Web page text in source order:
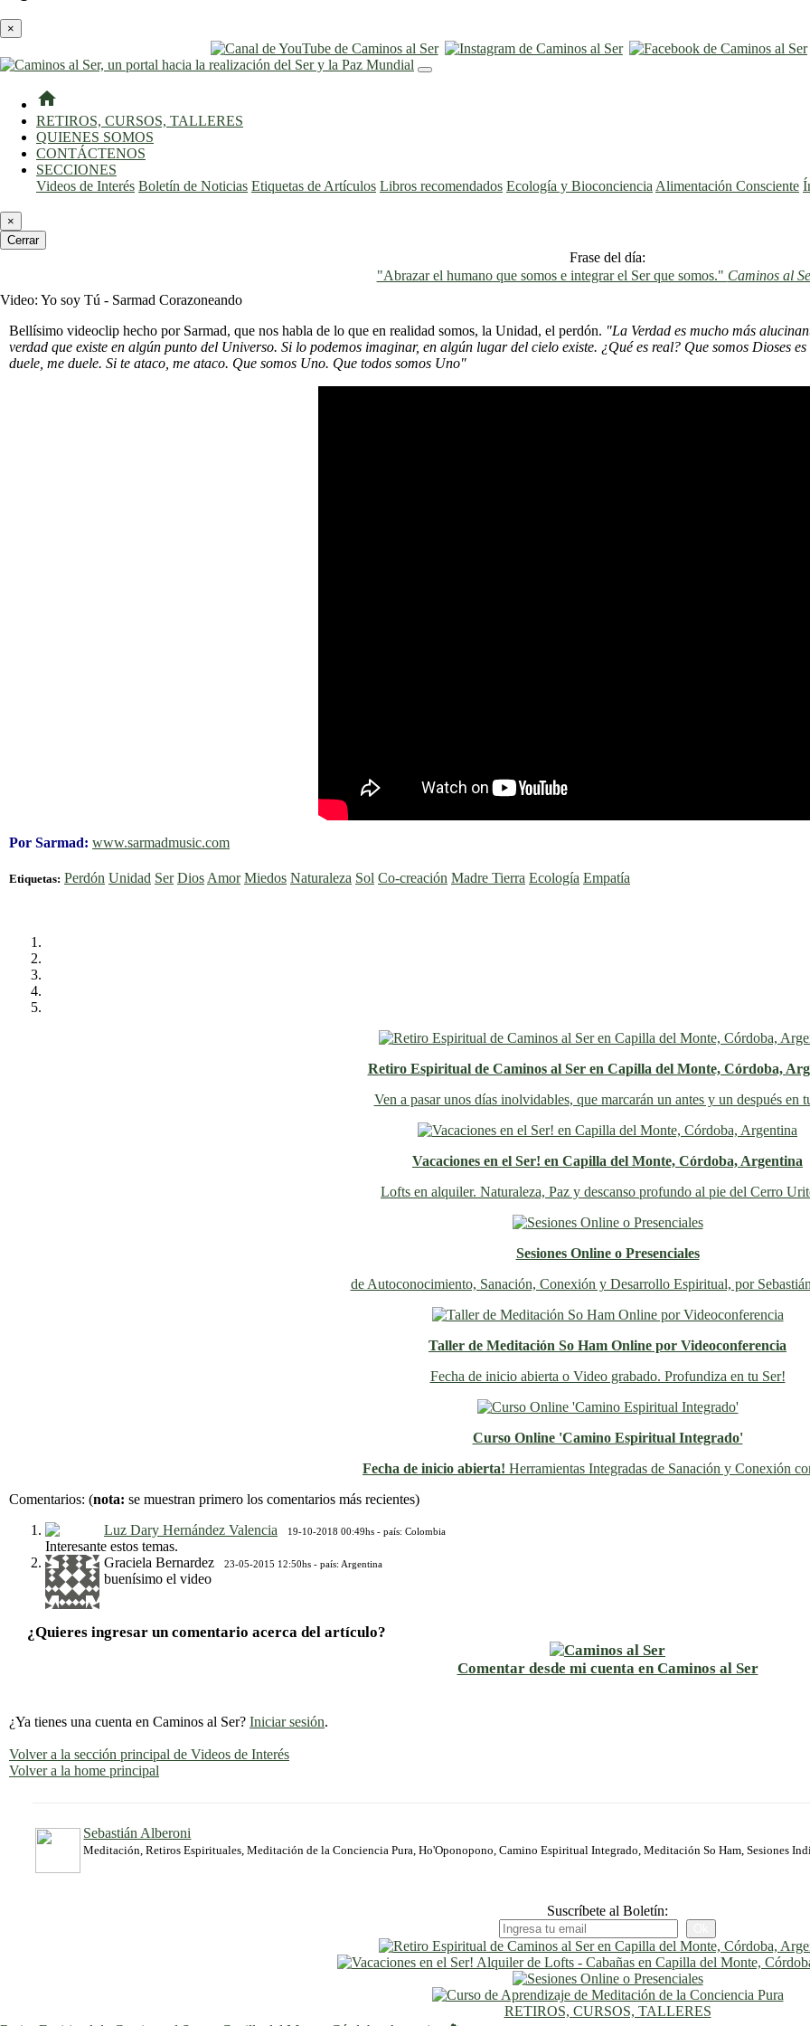
×
home
RETIROS, CURSOS, TALLERES
QUIENES SOMOS
CONTÁCTENOS
SECCIONES
Videos de Interés Boletín de Noticias Etiquetas de Artículos Libros recomendados Ecología y Bioconciencia Alimentación Consciente
×
Cerrar
Frase del día:
"Abrazar el humano que somos e integrar el Ser que somos." Caminos al
Video: Yo soy Tú - Sarmad Corazoneando
Bellísimo videoclip hecho por Sarmad, que nos habla de lo que en realidad somos, la Unidad, el perdón. "La Verdad es mucho más
verdad que existe en algún punto del Universo. Si lo podemos imaginar, en algún lugar del cielo existe. ¿Qué es real? Que somos Dioses
duele, me duele. Si te ataco, me ataco. Que somos Uno. Que todos somos Uno"
Por Sarmad: www.sarmadmusic.com
Etiquetas: Perdón Unidad Ser Dios Amor Miedos Naturaleza Sol Co-creación Madre Tierra Ecología Empatía
Retiro Espiritual de Caminos al Ser en Capilla del Monte, Córdoba,
Ven a pasar unos días inolvidables, que marcarán un antes y un después en
Vacaciones en el Ser! en Capilla del Monte, Córdoba, Argentina
Lofts en alquiler. Naturaleza, Paz y descanso profundo al pie del Cerro
Sesiones Online o Presenciales
de Autoconocimiento, Sanación, Conexión y Desarrollo Espiritual, por
Taller de Meditación So Ham Online por Videoconferencia
Fecha de inicio abierta o Video grabado. Profundiza en tu Ser!
Curso Online 'Camino Espiritual Integrado'
Fecha de inicio abierta! Herramientas Integradas de Sanación y Conexión
Comentarios: (nota: se muestran primero los comentarios más recientes)
Luz Dary Hernández Valencia
19-10-2018 00:49hs - país: Colombia
Interesante estos temas.
Graciela Bernardez
23-05-2015 12:50hs - país: Argentina
buenísimo el video
¿Quieres ingresar un comentario acerca del artículo?
Comentar desde mi cuenta en Caminos al Ser
¿Ya tienes una cuenta en Caminos al Ser? Iniciar sesión.
Volver a la sección principal de Videos de Interés
Volver a la home principal
Sebastián Alberoni
Meditación, Retiros Espirituales, Meditación de la Conciencia Pura, Ho'Oponopono, Camino Espiritual Integrado, Meditación So Ham, Sesiones
Suscríbete al Boletín:
RETIROS, CURSOS, TALLERES